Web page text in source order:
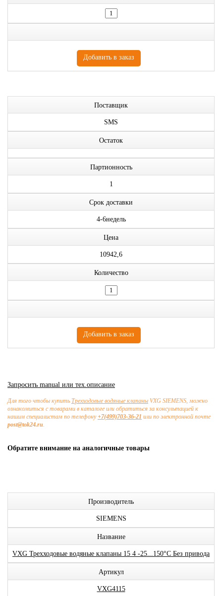
Поставщик
SMS
Остаток
Партионность
1
Срок доставки
4-6недель
Цена
10942,6
Количество
Запросить manual или тех.описание
Для того чтобы купить Трехходовые водяные клапаны VXG SIEMENS, можно
ознакомиться с товарами в каталоге или обратиться за консультацией к
нашим специалистам по телефону+7(499)703-36-21 или по электронной почте
post@tok24.ru.
Обратите внимание на аналогичные товары
Производитель
SIEMENS
Название
VXG Трехходовые водяные клапаны 15 4 -25...150°С Без привода
Артикул
VXG4115